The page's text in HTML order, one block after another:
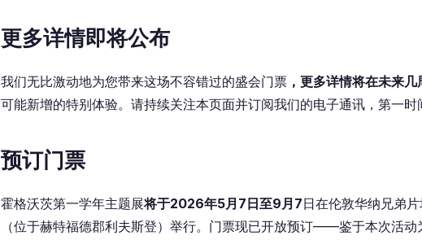
更多详情即将公布
我们无比激动地为您带来这场不容错过的盛会门票 ，更多详情将在未来
可能新增的特别体验。请持续关注本页面并订阅我们的电子通讯，第一时
预订门票
霍格沃茨第一学年主题展将于2026年5月7日至9月7日在伦敦华纳兄弟
（位于赫特福德郡利夫斯登）举行。门票现已开放预订——鉴于本次活动